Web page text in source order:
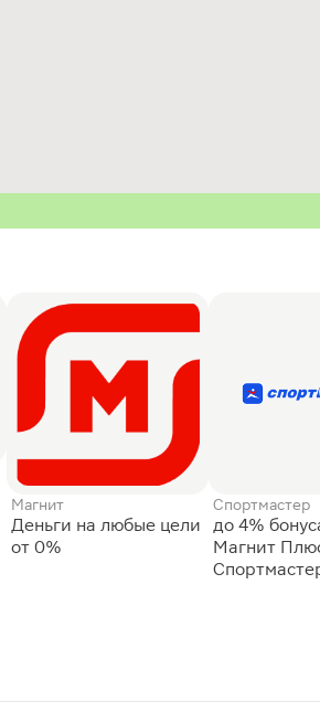
Магнит
Деньги на любые цели
от 0%
Спортмастер
до 4%
Магнит